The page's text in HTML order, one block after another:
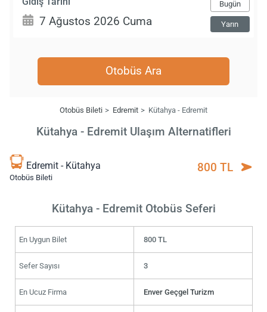
Bugün
Yarın
Otobüs Ara
Otobüs Bileti Edremit Kütahya - Edremit
Kütahya - Edremit Ulaşım Alternatifleri
Edremit - Kütahya
Otobüs Bileti
800 TL
Kütahya - Edremit Otobüs Seferi
En Uygun Bilet 800 TL
Sefer Sayısı 3
En Ucuz Firma Enver Geçgel Turizm